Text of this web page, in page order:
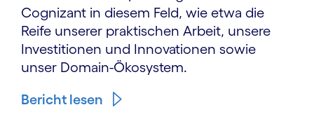
Cognizant in diesem Feld, wie etwa die
Reife unserer praktischen Arbeit, unsere
Investitionen und Innovationen sowie
unser Domain-Ökosystem.
Bericht lesen